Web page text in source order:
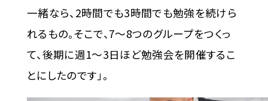
一緒なら、2時間でも3時間でも勉強を続けら
れるもの。そこで、7～8つのグループをつくっ
て、後期に週1～3日ほど勉強会を開催するこ
とにしたのです」。